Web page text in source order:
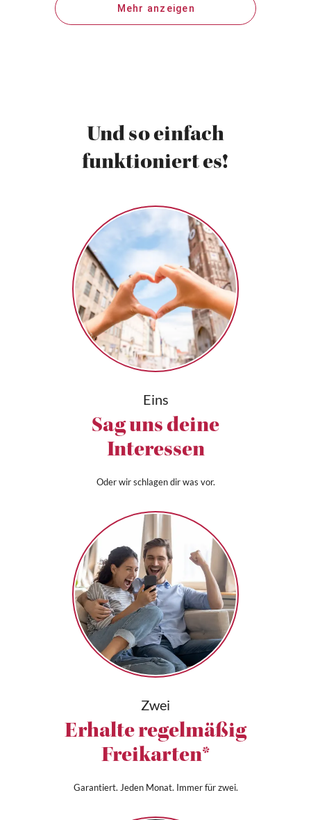
Mehr anzeigen
Und so einfach
funktioniert es!
Eins
Sag uns deine
Interessen
Oder wir schlagen dir was vor.
Zwei
Erhalte regelmäßig
Freikarten*
Garantiert. Jeden Monat. Immer für zwei.